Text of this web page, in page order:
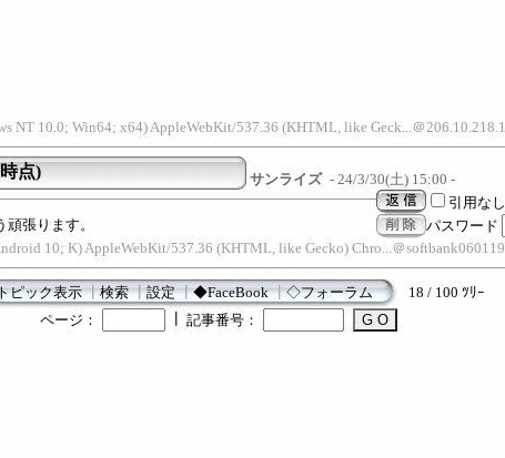
NT 10.0; Win64; x64) AppleWebKit/537.36 (KHTML, like Geck...＠
点) サンライズ - 24/3/30(土) 15:00 -
引用なし
パスワード
張ります。
10; K) AppleWebKit/537.36 (KHTML, like Gecko) Chro...＠
ピック表示┃検索┃設定┃◆FaceBook┃◇フォーラム 18 / 100 ﾂﾘｰ
ページ：
記事番号：